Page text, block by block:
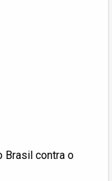
Brasil contra o